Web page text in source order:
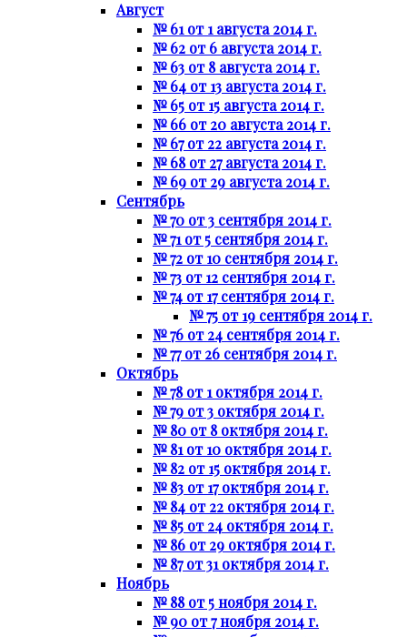
Август
№ 61 от 1 августа 2014 г.
№ 62 от 6 августа 2014 г.
№ 63 от 8 августа 2014 г.
№ 64 от 13 августа 2014 г.
№ 65 от 15 августа 2014 г.
№ 66 от 20 августа 2014 г.
№ 67 от 22 августа 2014 г.
№ 68 от 27 августа 2014 г.
№ 69 от 29 августа 2014 г.
Сентябрь
№ 70 от 3 сентября 2014 г.
№ 71 от 5 сентября 2014 г.
№ 72 от 10 сентября 2014 г.
№ 73 от 12 сентября 2014 г.
№ 74 от 17 сентября 2014 г.
№ 75 от 19 сентября 2014 г.
№ 76 от 24 сентября 2014 г.
№ 77 от 26 сентября 2014 г.
Октябрь
№ 78 от 1 октября 2014 г.
№ 79 от 3 октября 2014 г.
№ 80 от 8 октября 2014 г.
№ 81 от 10 октября 2014 г.
№ 82 от 15 октября 2014 г.
№ 83 от 17 октября 2014 г.
№ 84 от 22 октября 2014 г.
№ 85 от 24 октября 2014 г.
№ 86 от 29 октября 2014 г.
№ 87 от 31 октября 2014 г.
Ноябрь
№ 88 от 5 ноября 2014 г.
№ 90 от 7 ноября 2014 г.